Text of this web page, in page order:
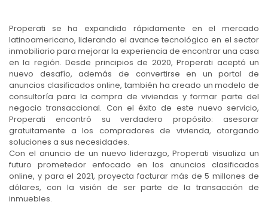
Properati se ha expandido rápidamente en el mercado
latinoamericano, liderando el avance tecnológico en el sector
inmobiliario para mejorar la experiencia de encontrar una casa
en la región. Desde principios de 2020, Properati aceptó un
nuevo desafío, además de convertirse en un portal de
anuncios clasificados online, también ha creado un modelo de
consultoría para la compra de viviendas y formar parte del
negocio transaccional. Con el éxito de este nuevo servicio,
Properati encontró su verdadero propósito: asesorar
gratuitamente a los compradores de vivienda, otorgando
soluciones a sus necesidades.
Con el anuncio de un nuevo liderazgo, Properati visualiza un
futuro prometedor enfocado en los anuncios clasificados
online, y para el 2021, proyecta facturar más de 5 millones de
dólares, con la visión de ser parte de la transacción de
inmuebles.